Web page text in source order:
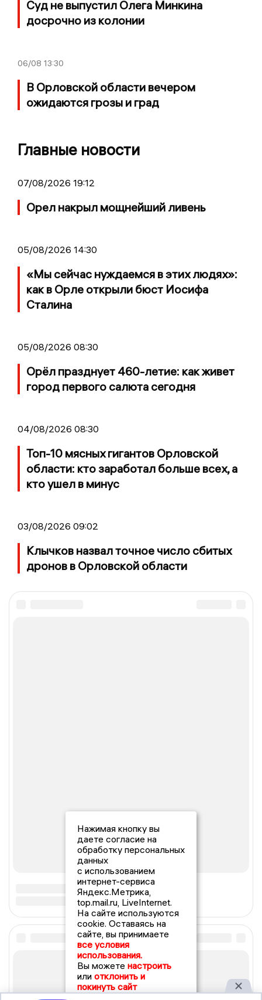
Суд не выпустил Олега Минкина
досрочно из колонии
06/08 13:30
В Орловской области вечером
ожидаются грозы и град
Главные новости
07/08/2026 19:12
Орел накрыл мощнейший ливень
05/08/2026 14:30
«Мы сейчас нуждаемся в этих людях»:
как в Орле открыли бюст Иосифа
Сталина
05/08/2026 08:30
Орёл празднует 460-летие: как живет
город первого салюта сегодня
04/08/2026 08:30
Топ-10 мясных гигантов Орловской
области: кто заработал больше всех, а
кто ушел в минус
03/08/2026 09:02
Клычков назвал точное число сбитых
дронов в Орловской области
Нажимая кнопку вы
даете согласие на
обработку персональных
данных
с использованием
интернет-сервиса
Яндекс.Метрика,
top.mail.ru, LiveInternet.
На сайте используются
cookie. Оставаясь на
сайте, вы принимаете
все условия
использования.
Вы можете настроить
или отклонить и
покинуть сайт